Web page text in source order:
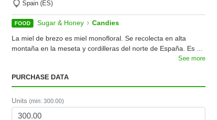
Spain (ES)
FOOD Sugar & Honey › Candies
La miel de brezo es miel monofloral. Se recolecta en alta
montaña en la meseta y cordilleras del norte de España. Es ...
See more
PURCHASE DATA
Units (min: 300.00)